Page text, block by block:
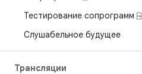
Тестирование сопрограмм ⍈
Слушабельное будущее
Трансляции